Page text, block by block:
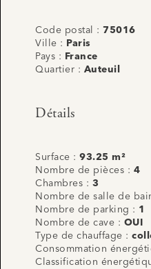
Code postal : 75016
Ville :
Paris
Pays :
France
Quartier : Auteuil
Détails
Surface : 93.25 m²
Nombre de pièces : 4
Chambres : 3
Nombre de salle de
Nombre de parking : 1
Nombre de cave : OUI
Type de chauffage :
Consommation
Classification